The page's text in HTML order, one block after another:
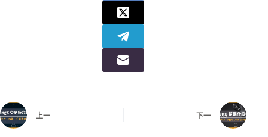
上一 下一